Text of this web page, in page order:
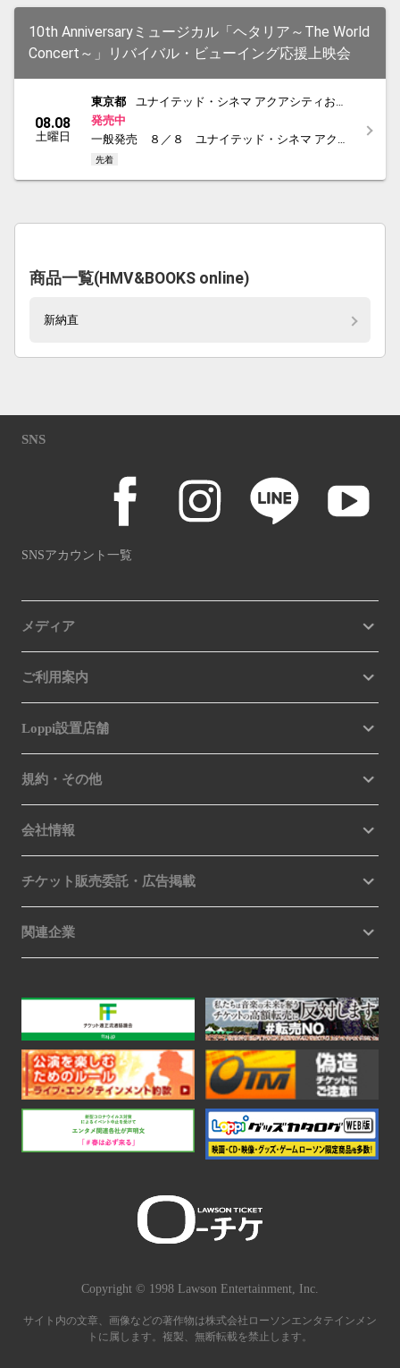
10th Anniversaryミュージカル「ヘタリア～The World
Concert～」リバイバル・ビューイング応援上映会
08.08
土曜日
東京都
ユナイテッド・シネマ アクアシティお台
場
発売中
一般発売 ８／８ ユナイテッド・シネマ アクア
シティお台場
先着
商品一覧(HMV&BOOKS online)
新納直
SNS
SNSアカウント一覧
メディア
ご利用案内
Loppi設置店舗
規約・その他
会社情報
チケット販売委託・広告掲載
関連企業
サイト内の文章、画像などの著作物は株式会社ローソンエンタテインメン
トに属します。複製、無断転載を禁止します。
Copyright © 1998 Lawson Entertainment, Inc.